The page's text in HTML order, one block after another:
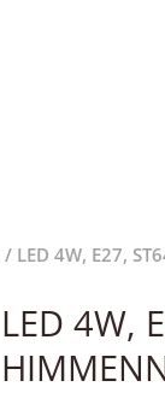
/ LED 4W, E27,
LED 4W,